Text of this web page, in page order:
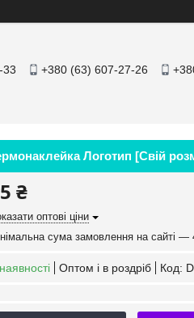
33 +380 (63) 607-27-26
Логотип [Свій
₴
оптові ціни
сума замовлення на сайті —
Оптом і в роздріб Код: